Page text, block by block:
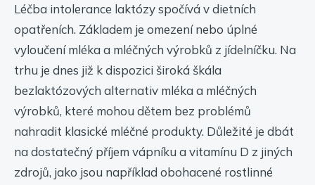
Léčba intolerance laktózy spočívá v dietních
opatřeních. Základem je omezení nebo úplné
vyloučení mléka a mléčných výrobků z jídelníčku. Na
trhu je dnes již k dispozici široká škála
bezlaktózových alternativ mléka a mléčných
výrobků, které mohou dětem bez problémů
nahradit klasické mléčné produkty. Důležité je dbát
na dostatečný příjem vápníku a vitamínu D z jiných
zdrojů, jako jsou například obohacené rostlinné